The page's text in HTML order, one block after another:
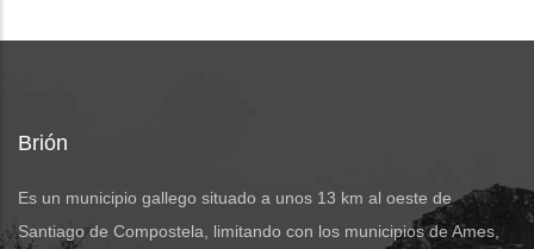
Brión
Es un municipio gallego situado a unos 13 km al oeste de
Santiago de Compostela, limitando con los municipios de Ames,